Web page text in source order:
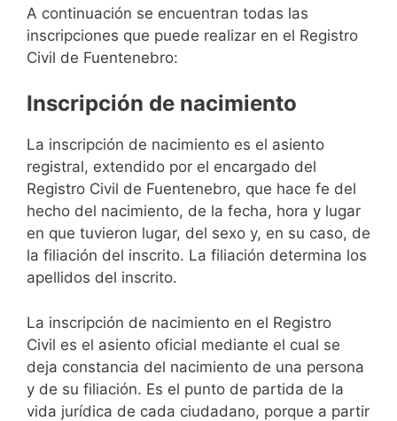
A continuación se encuentran todas las
inscripciones que puede realizar en el Registro
Civil de Fuentenebro:
Inscripción de nacimiento
La inscripción de nacimiento es el asiento
registral, extendido por el encargado del
Registro Civil de Fuentenebro, que hace fe del
hecho del nacimiento, de la fecha, hora y lugar
en que tuvieron lugar, del sexo y, en su caso, de
la filiación del inscrito. La filiación determina los
apellidos del inscrito.
La inscripción de nacimiento en el Registro
Civil es el asiento oficial mediante el cual se
deja constancia del nacimiento de una persona
y de su filiación. Es el punto de partida de la
vida jurídica de cada ciudadano, porque a partir